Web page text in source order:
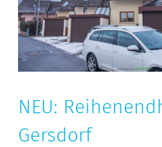
NEU:
Gersdorf